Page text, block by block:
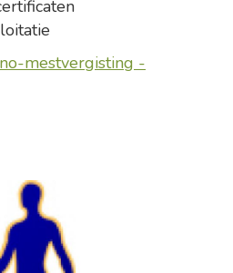
mestvergisting -